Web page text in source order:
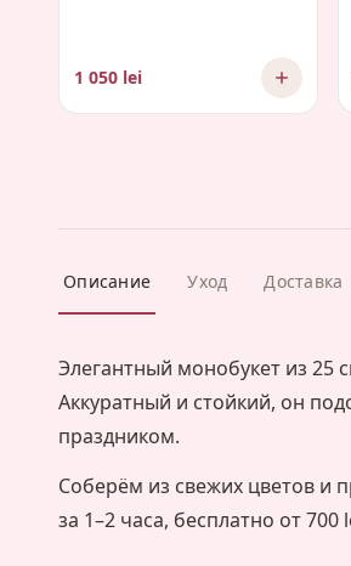
1 050 lei
Описание Уход Доставка
Элегантный монобукет из 25
Аккуратный и стойкий, он
праздником.
Соберём из свежих цветов и
за 1–2 часа, бесплатно от 700